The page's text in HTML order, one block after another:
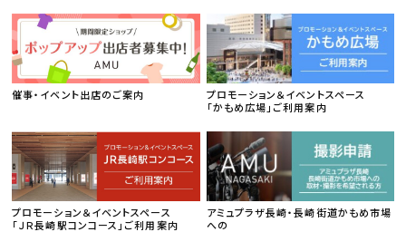
催事・イベント出店のご案内
プロモーション＆イベントスペース
「かもめ広場」ご利用案内
プロモーション＆イベントスペース
「ＪＲ長崎駅コンコース」ご利用案内
アミュプラザ長崎・長崎街道かもめ市場
への